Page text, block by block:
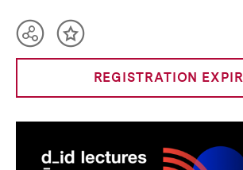
REGISTRATION
Teilen
Optionen
anzeigen
Inhalt
merken